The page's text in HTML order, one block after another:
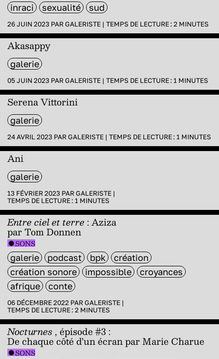
inraci
sexualité sud
26 JUIN 2023 PARGALERISTE | TEMPS DE LECTURE : 2 MINUTES
Akasappy
galerie
05 JUIN 2023 PARGALERISTE | TEMPS DE LECTURE : 1 MINUTES
Serena Vittorini
galerie
24 AVRIL 2023 PARGALERISTE | TEMPS DE LECTURE : 1 MINUTES
Ani
galerie
13 FÉVRIER 2023 PARGALERISTE |
TEMPS DE LECTURE : 1 MINUTES
Entre ciel et terre : Aziza
par Tom Donnen
SONS
galerie podcast bpk
création
création sonore
impossible
croyances
afrique
conte
06 DÉCEMBRE 2022 PARGALERISTE |
TEMPS DE LECTURE : 2 MINUTES
Nocturnes, épisode #3 :
De chaque côté d’un écran par Marie Charue
SONS